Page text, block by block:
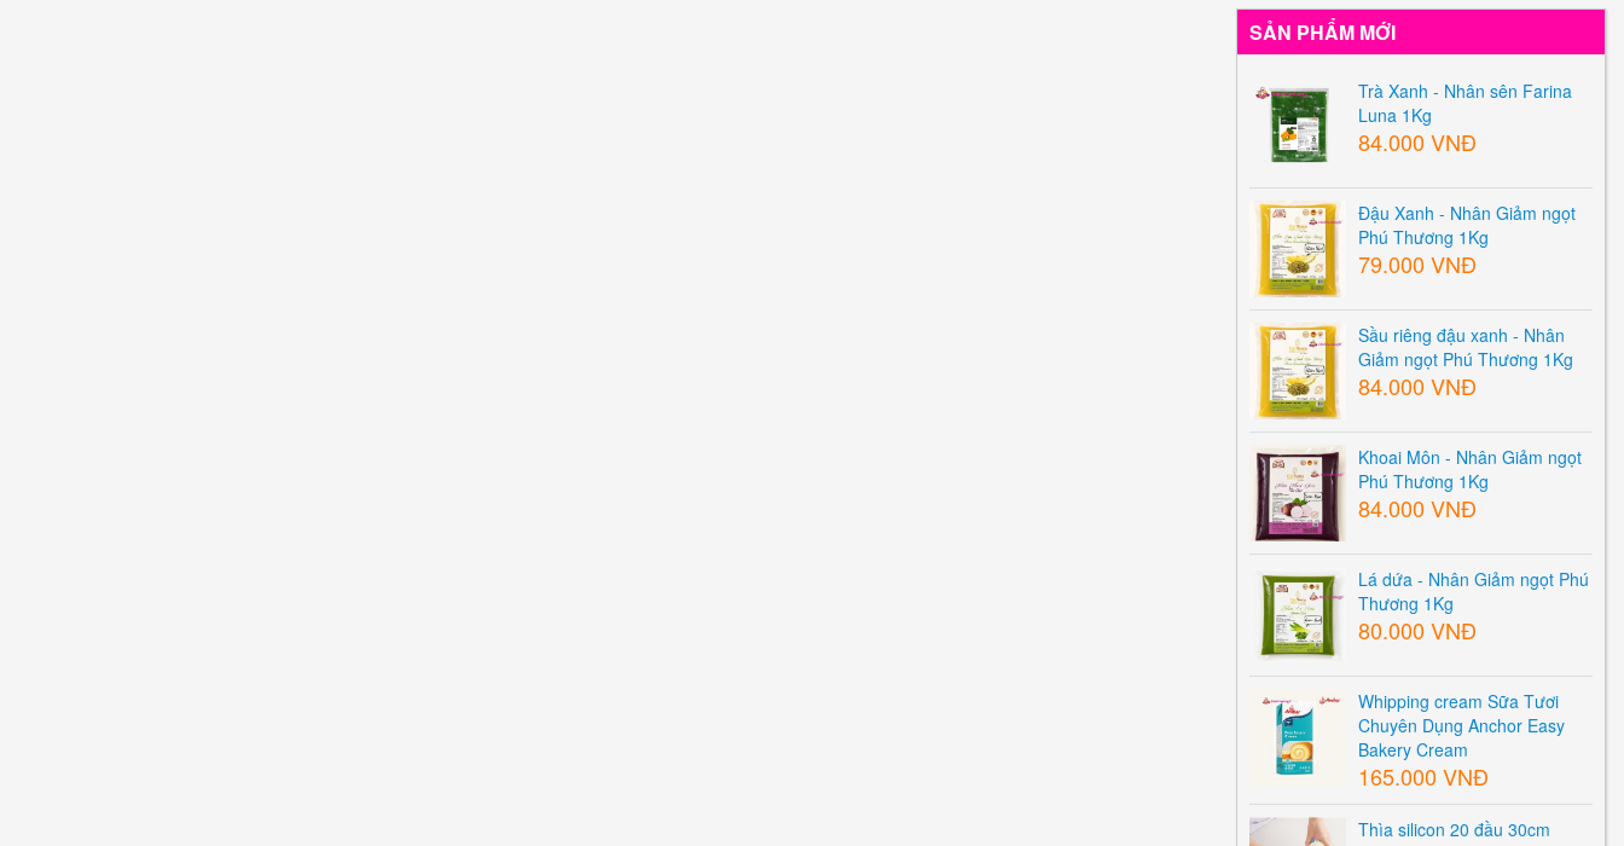
SẢN PHẨM MỚI
Trà Xanh - Nhân sên Farina
Luna 1Kg
84.000 VNĐ
Đậu Xanh - Nhân Giảm ngọt
Phú Thương 1Kg
79.000 VNĐ
Sầu riêng đậu xanh - Nhân
Giảm ngọt Phú Thương 1Kg
84.000 VNĐ
Khoai Môn - Nhân Giảm ngọt
Phú Thương 1Kg
84.000 VNĐ
Lá dứa - Nhân Giảm ngọt Phú
Thương 1Kg
80.000 VNĐ
Whipping cream Sữa Tươi
Chuyên Dụng Anchor Easy
Bakery Cream
165.000 VNĐ
Thìa silicon 20 đầu 30cm